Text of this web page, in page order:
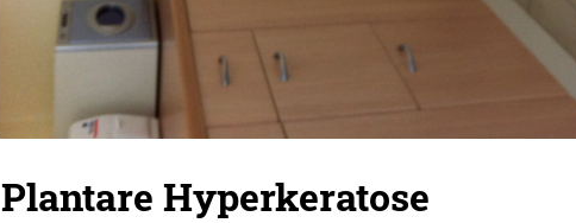
Plantare Hyperkeratose